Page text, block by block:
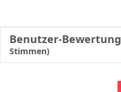
Benutzer-Bewertung
Stimmen)